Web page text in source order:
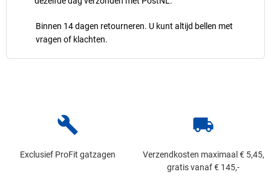
Binnen 14 dagen retourneren. U kunt altijd bellen met
vragen of klachten.
build
Exclusief ProFit gatzagen
local_shipping
Verzendkosten maximaal € 5,45,
gratis vanaf € 145,-